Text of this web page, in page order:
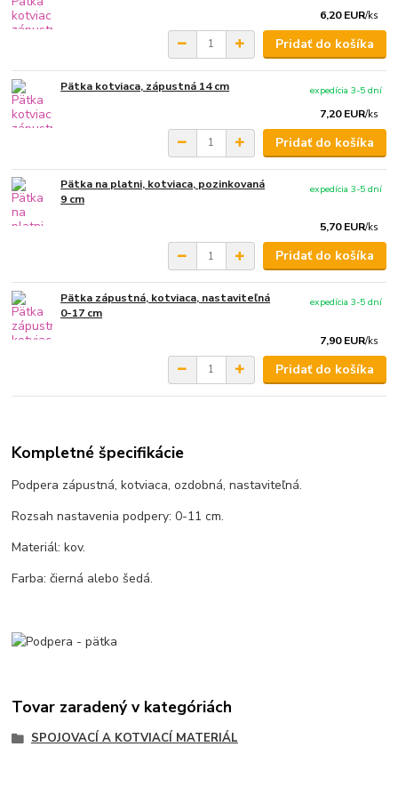
6,20 EUR/ks
Pridať do košíka
Pätka kotviaca, zápustná 14 cm
7,20 EUR/ks
expedícia 3-5 dní
Pridať do košíka
Pätka na platni, kotviaca, pozinkovaná
9 cm
5,70 EUR/ks
expedícia 3-5 dní
Pridať do košíka
Pätka zápustná, kotviaca, nastaviteľná
0-17 cm
7,90 EUR/ks
expedícia 3-5 dní
Pridať do košíka
Kompletné špecifikácie
Podpera zápustná, kotviaca, ozdobná, nastaviteľná.
Rozsah nastavenia podpery: 0-11 cm.
Materiál: kov.
Farba: čierná alebo šedá.
Tovar zaradený v kategóriách
SPOJOVACÍ A KOTVIACÍ MATERIÁL